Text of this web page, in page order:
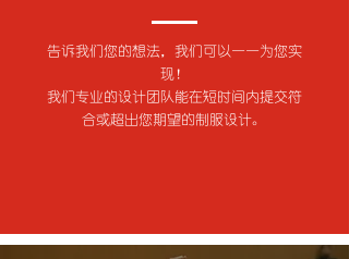
告诉我们您的想法，我们可以一一为您实
现！
我们专业的设计团队能在短时间内提交符
合或超出您期望的制服设计。